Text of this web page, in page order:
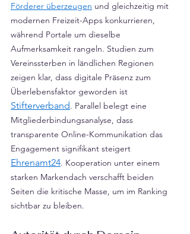
Förderer überzeugen und gleichzeitig mit
modernen Freizeit-Apps konkurrieren,
während Portale um dieselbe
Aufmerksamkeit rangeln. Studien zum
Vereinssterben in ländlichen Regionen
zeigen klar, dass digitale Präsenz zum
Überlebensfaktor geworden ist
Stifterverband. Parallel belegt eine
Mitgliederbindungs­analyse, dass
transparente Online-Kommunikation das
Engagement signifikant steigert
Ehrenamt24. Kooperation unter einem
starken Markendach verschafft beiden
Seiten die kritische Masse, um im Ranking
sichtbar zu bleiben.